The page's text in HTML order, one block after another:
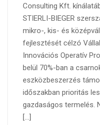
Consulting Kft.
STIERLI-BIEGER
mikro-, kis- és
fejlesztését célzó
Innovációs Operatív
belül 70%-ban a
eszközbeszerzés
időszakban prioritás
gazdaságos termelés.
[…]